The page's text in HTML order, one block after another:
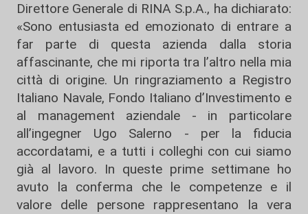
Direttore Generale di RINA S.p.A., ha dichiarato:
«Sono entusiasta ed emozionato di entrare a
far parte di questa azienda dalla storia
affascinante, che mi riporta tra l’altro nella mia
città di origine. Un ringraziamento a Registro
Italiano Navale, Fondo Italiano d’Investimento e
al management aziendale - in particolare
all’ingegner Ugo Salerno - per la fiducia
accordatami, e a tutti i colleghi con cui siamo
già al lavoro. In queste prime settimane ho
avuto la conferma che le competenze e il
valore delle persone rappresentano la vera